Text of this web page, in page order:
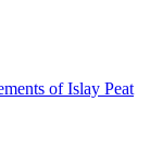
of Islay Peat